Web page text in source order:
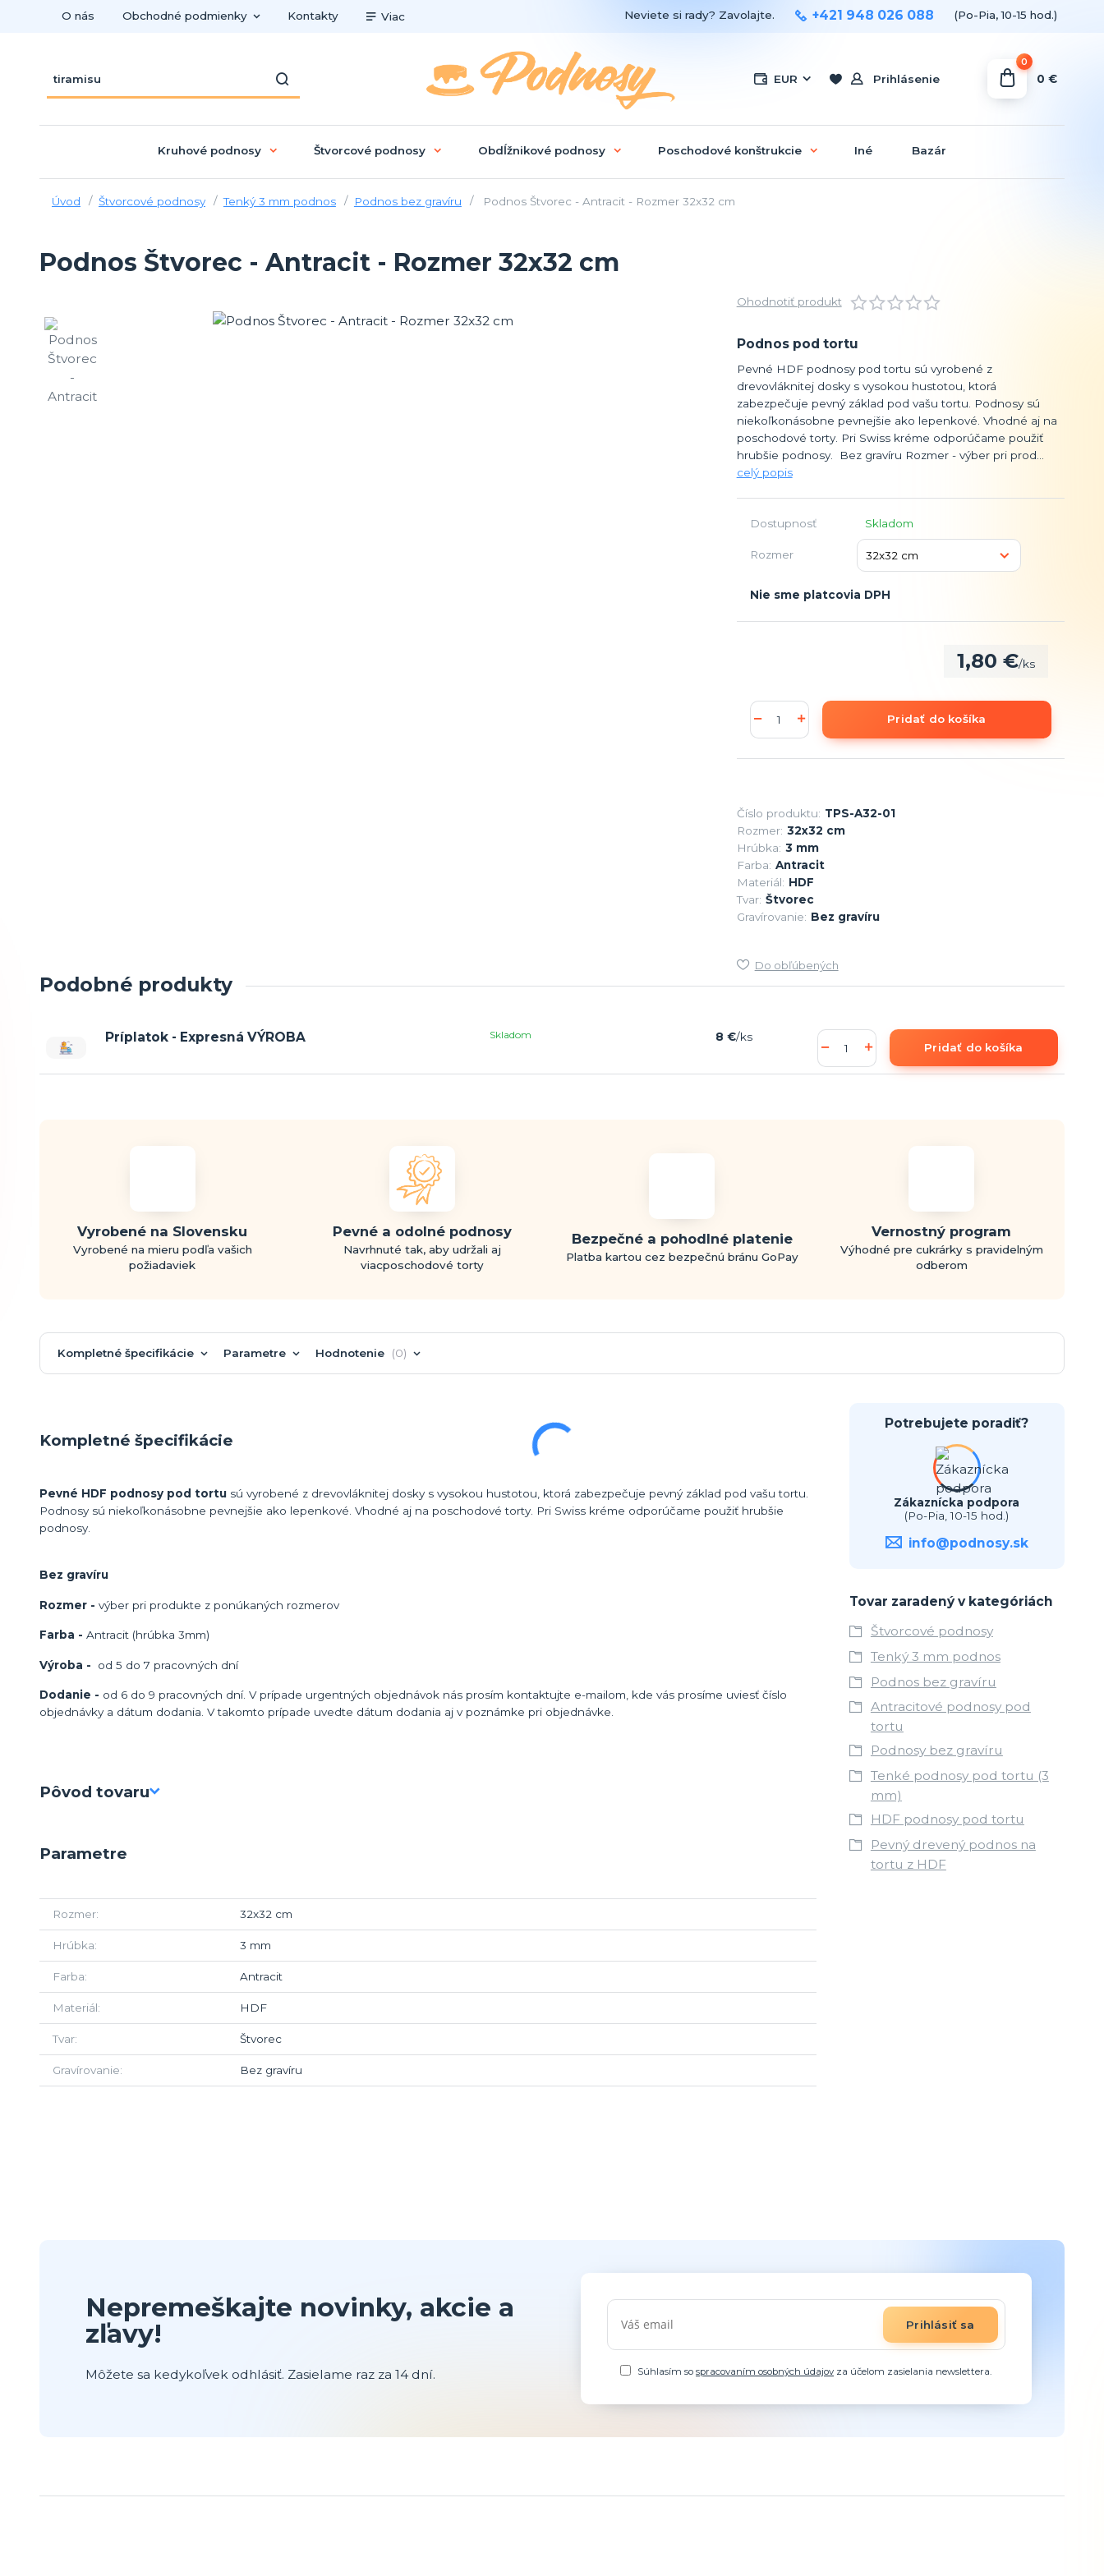
O nás Obchodné podmienky Kontakty Viac
EUR Prihlásenie
Neviete si rady? Zavolajte. +421 948 026 088 (Po-Pia, 10-15 hod.)
0
0 €
Kruhové podnosy Štvorcové podnosy Obdĺžnikové podnosy Poschodové konštrukcie Iné Bazár
Úvod Štvorcové podnosy Tenký 3 mm podnos Podnos bez gravíru Podnos Štvorec - Antracit - Rozmer 32x32 cm
Podnos Štvorec - Antracit - Rozmer 32x32 cm
Ohodnotiť produkt
Podnos pod tortu
Pevné HDF podnosy pod tortu sú vyrobené z
drevovláknitej dosky s vysokou hustotou, ktorá
zabezpečuje pevný základ pod vašu tortu. Podnosy sú
niekoľkonásobne pevnejšie ako lepenkové. Vhodné aj na
poschodové torty. Pri Swiss kréme odporúčame použiť
hrubšie podnosy. Bez gravíru Rozmer - výber pri prod...
celý popis
Dostupnosť Skladom
Rozmer
Nie sme platcovia DPH
1,80 €/ks
Pridať do košíka
Číslo produktu: TPS-A32-01
Rozmer: 32x32 cm
Hrúbka: 3 mm
Farba: Antracit
Materiál: HDF
Tvar: Štvorec
Gravírovanie: Bez gravíru
Do obľúbených
Podobné produkty
Príplatok - Expresná VÝROBA 8 €/ks
Skladom
Pridať do košíka
Vyrobené na Slovensku
Vyrobené na mieru podľa vašich
požiadaviek
Pevné a odolné podnosy
Navrhnuté tak, aby udržali aj
viacposchodové torty
Bezpečné a pohodlné platenie
Platba kartou cez bezpečnú bránu GoPay
Vernostný program
Výhodné pre cukrárky s pravidelným
odberom
Kompletné špecifikácie Parametre Hodnotenie 0
Kompletné špecifikácie
Pevné HDF podnosy pod tortu sú vyrobené z drevovláknitej dosky s vysokou hustotou, ktorá zabezpečuje pevný základ pod vašu tortu.
Podnosy sú niekoľkonásobne pevnejšie ako lepenkové. Vhodné aj na poschodové torty. Pri Swiss kréme odporúčame použiť hrubšie
podnosy.
Bez gravíru
Rozmer - výber pri produkte z ponúkaných rozmerov
Farba - Antracit (hrúbka 3mm)
Výroba - od 5 do 7 pracovných dní
Dodanie - od 6 do 9 pracovných dní. V prípade urgentných objednávok nás prosím kontaktujte e-mailom, kde vás prosíme uviesť číslo
objednávky a dátum dodania. V takomto prípade uvedte dátum dodania aj v poznámke pri objednávke.
Pôvod tovaru
Parametre
Rozmer 32x32 cm
Hrúbka 3 mm
Farba Antracit
Materiál HDF
Tvar Štvorec
Gravírovanie Bez gravíru
Potrebujete poradiť?
Zákaznícka podpora
(Po-Pia, 10-15 hod.)
info@podnosy.sk
Tovar zaradený v kategóriách
Štvorcové podnosy
Tenký 3 mm podnos
Podnos bez gravíru
Antracitové podnosy pod
tortu
Podnosy bez gravíru
Tenké podnosy pod tortu (3
mm)
HDF podnosy pod tortu
Pevný drevený podnos na
tortu z HDF
Nepremeškajte novinky, akcie a
zľavy!
Môžete sa kedykoľvek odhlásiť. Zasielame raz za 14 dní.
Prihlásiť sa
Súhlasím sospracovaním osobných údajov za účelom zasielania newslettera.